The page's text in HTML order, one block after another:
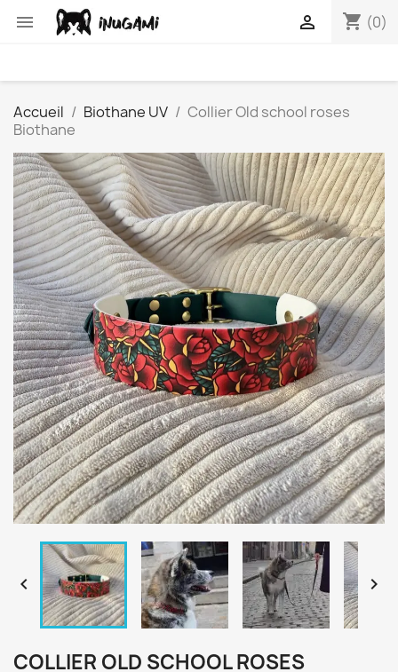
 shopping_cart (0)

Accueil Biothane UV
Collier Old school roses
Biothane
 
COLLIER OLD SCHOOL ROSES